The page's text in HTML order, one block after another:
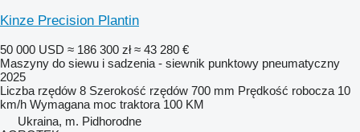
Kinze Precision Plantin
50 000 USD ≈ 186 300 zł ≈ 43 280 €
Maszyny do siewu i sadzenia - siewnik punktowy pneumatyczny
2025
Liczba rzędów 8 Szerokość rzędów 700 mm Prędkość robocza 10
km/h Wymagana moc traktora 100 KM
Ukraina, m. Pidhorodne